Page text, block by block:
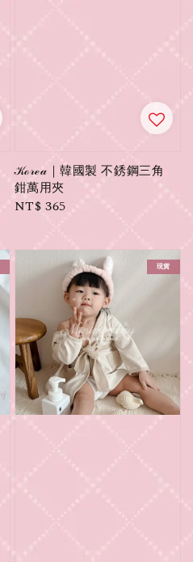
𝒦ℴ𝓇ℯ𝒶｜韓國製 不銹鋼三角
鉗萬用夾
Regular
NT$ 365
現貨